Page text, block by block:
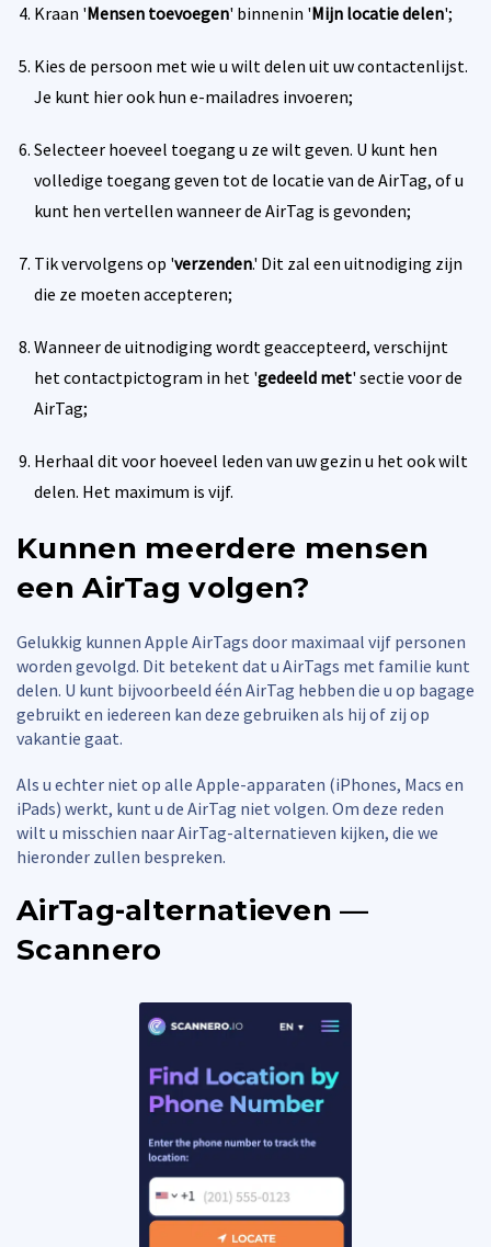
Kraan 'Mensen toevoegen' binnenin 'Mijn locatie delen';
Kies de persoon met wie u wilt delen uit uw contactenlijst.
Je kunt hier ook hun e-mailadres invoeren;
Selecteer hoeveel toegang u ze wilt geven. U kunt hen
volledige toegang geven tot de locatie van de AirTag, of u
kunt hen vertellen wanneer de AirTag is gevonden;
Tik vervolgens op 'verzenden.' Dit zal een uitnodiging zijn
die ze moeten accepteren;
Wanneer de uitnodiging wordt geaccepteerd, verschijnt
het contactpictogram in het 'gedeeld met' sectie voor de
AirTag;
Herhaal dit voor hoeveel leden van uw gezin u het ook wilt
delen. Het maximum is vijf.
Kunnen meerdere mensen
een AirTag volgen?
Gelukkig kunnen Apple AirTags door maximaal vijf personen
worden gevolgd. Dit betekent dat u AirTags met familie kunt
delen. U kunt bijvoorbeeld één AirTag hebben die u op bagage
gebruikt en iedereen kan deze gebruiken als hij of zij op
vakantie gaat.
Als u echter niet op alle Apple-apparaten (iPhones, Macs en
iPads) werkt, kunt u de AirTag niet volgen. Om deze reden
wilt u misschien naar AirTag-alternatieven kijken, die we
hieronder zullen bespreken.
AirTag-alternatieven —
Scannero